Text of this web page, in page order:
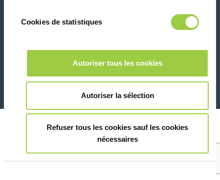
Cookies de statistiques
Marketing
Montrer les détails
Autoriser tous les cookies
Autoriser la sélection
Refuser tous les cookies sauf les cookies
nécessaires
26 Rue des Coulons - 94360 Bry-sur-Marne - France
Informations juridiques et avis de confidentialité